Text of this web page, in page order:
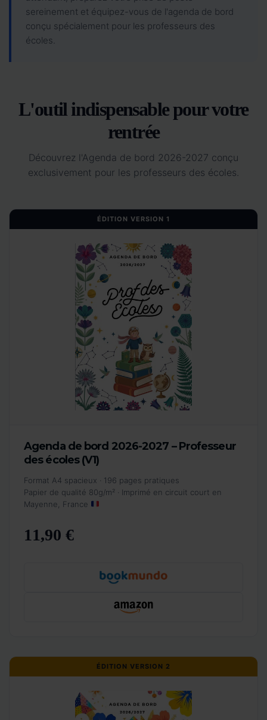
sereinement et équipez-vous de l'agenda de bord
conçu spécialement pour les professeurs des
écoles.
L'outil indispensable pour votre
rentrée
Découvrez l'Agenda de bord 2026-2027 conçu
exclusivement pour les professeurs des écoles.
ÉDITION VERSION 1
Agenda de bord 2026-2027 – Professeur
des écoles (V1)
Format A4 spacieux · 196 pages pratiques
Papier de qualité 80g/m² · Imprimé en circuit court en
Mayenne, France
11,90 €
ÉDITION VERSION 2